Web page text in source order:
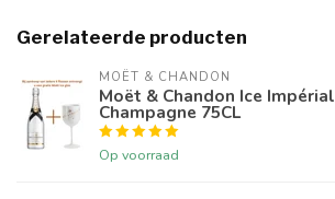
Gerelateerde producten
MOËT & CHANDON
Moët & Chandon Ice Impérial
Champagne 75CL
Op voorraad